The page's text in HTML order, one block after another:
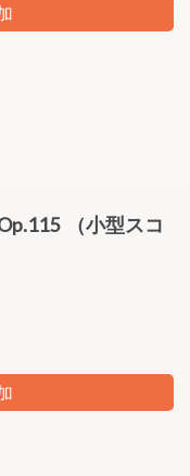
（小型スコ